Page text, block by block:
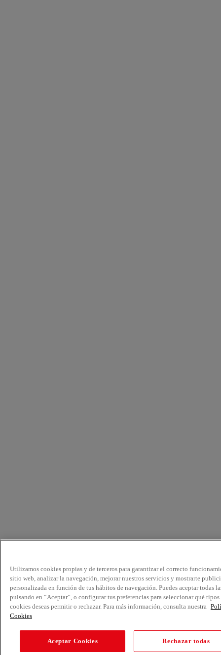
Utilizamos cookies propias y de terceros para garantizar el correcto
sitio web, analizar la navegación, mejorar nuestros servicios y mostrarte
personalizada en función de tus hábitos de navegación. Puedes aceptar todas
pulsando en “Aceptar”, o configurar tus preferencias para seleccionar qué tipos
cookies deseas permitir o rechazar. Para más información, consulta nuestra
Cookies
Aceptar Cookies Rechazar todas